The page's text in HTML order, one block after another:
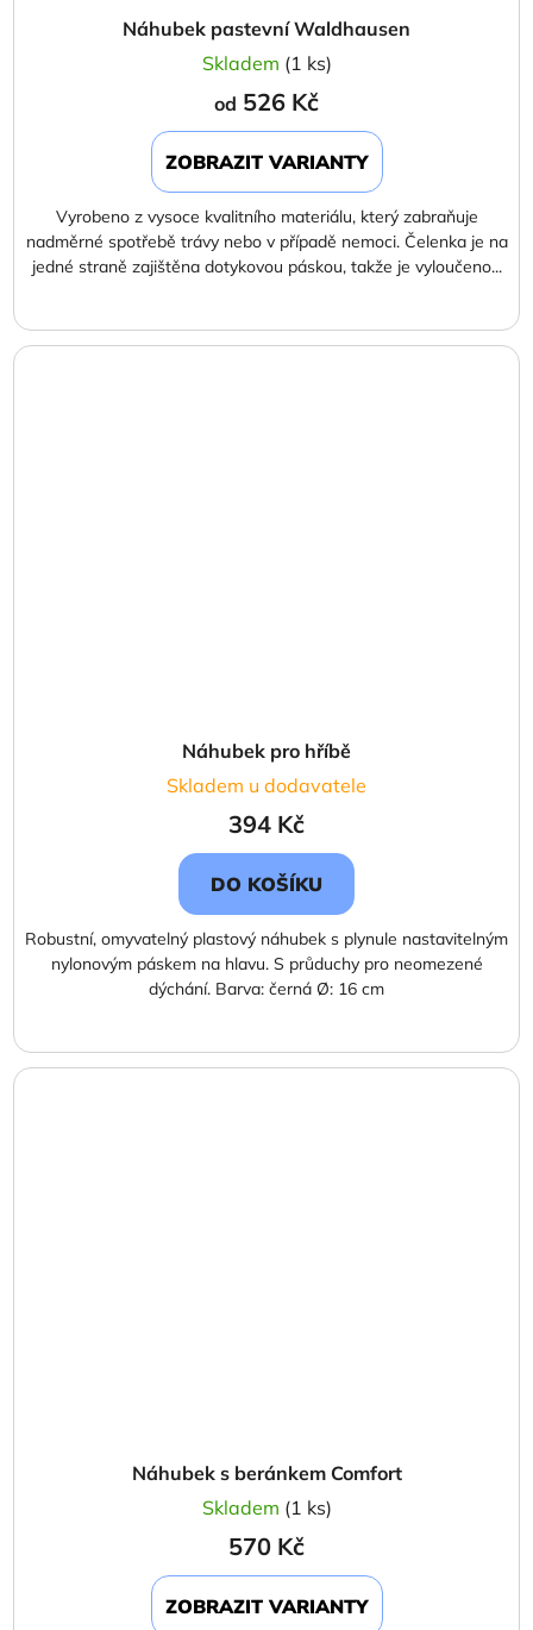
Náhubek pastevní Waldhausen
Skladem (1 ks)
od 526 Kč
ZOBRAZIT VARIANTY
Vyrobeno z vysoce kvalitního materiálu, který zabraňuje
nadměrné spotřebě trávy nebo v případě nemoci. Čelenka je na
jedné straně zajištěna dotykovou páskou, takže je vyloučeno...
Náhubek pro hříbě
Skladem u dodavatele
394 Kč
DO KOŠÍKU
Robustní, omyvatelný plastový náhubek s plynule nastavitelným
nylonovým páskem na hlavu. S průduchy pro neomezené
dýchání. Barva: černá Ø: 16 cm
Náhubek s beránkem Comfort
Skladem (1 ks)
570 Kč
ZOBRAZIT VARIANTY